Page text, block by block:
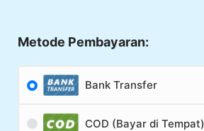
Metode Pembayaran:
Bank Transfer
COD (Bayar di Tempat)